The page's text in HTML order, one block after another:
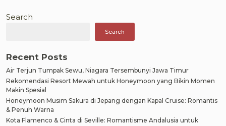
Panduan
Lengkap
Wisata,
sejarah
yang
di
selama
Search
Search
Recent Posts
Air Terjun Tumpak Sewu, Niagara Tersembunyi Jawa Timur
Rekomendasi Resort Mewah untuk Honeymoon yang Bikin Momen
Makin Spesial
Honeymoon Musim Sakura di Jepang dengan Kapal Cruise: Romantis
& Penuh Warna
Kota Flamenco & Cinta di Seville: Romantisme Andalusia untuk